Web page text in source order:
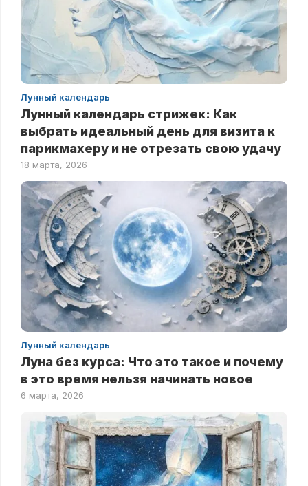
Лунный календарь
Лунный календарь стрижек: Как
выбрать идеальный день для визита к
парикмахеру и не отрезать свою удачу
18 марта, 2026
Лунный календарь
Луна без курса: Что это такое и почему
в это время нельзя начинать новое
6 марта, 2026